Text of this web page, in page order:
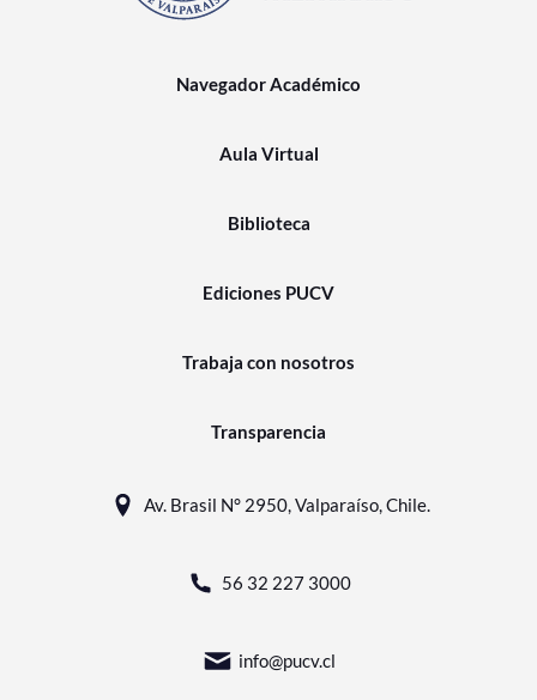
Navegador Académico
Aula Virtual
Biblioteca
Ediciones PUCV
Trabaja con nosotros
Transparencia
Av. Brasil N° 2950, Valparaíso, Chile.
56 32 227 3000
info@pucv.cl